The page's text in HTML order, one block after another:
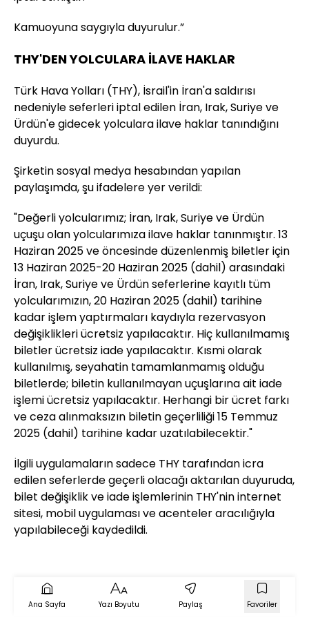
Kamuoyuna saygıyla duyurulur.”
THY'DEN YOLCULARA İLAVE HAKLAR
Türk Hava Yolları (THY), İsrail'in İran'a saldırısı
nedeniyle seferleri iptal edilen İran, Irak, Suriye ve
Ürdün'e gidecek yolculara ilave haklar tanındığını
duyurdu.
Şirketin sosyal medya hesabından yapılan
paylaşımda, şu ifadelere yer verildi:
"Değerli yolcularımız; İran, Irak, Suriye ve Ürdün
uçuşu olan yolcularımıza ilave haklar tanınmıştır. 13
Haziran 2025 ve öncesinde düzenlenmiş biletler için
13 Haziran 2025-20 Haziran 2025 (dahil) arasındaki
İran, Irak, Suriye ve Ürdün seferlerine kayıtlı tüm
yolcularımızın, 20 Haziran 2025 (dahil) tarihine
kadar işlem yaptırmaları kaydıyla rezervasyon
değişiklikleri ücretsiz yapılacaktır. Hiç kullanılmamış
biletler ücretsiz iade yapılacaktır. Kısmi olarak
kullanılmış, seyahatin tamamlanmamış olduğu
biletlerde; biletin kullanılmayan uçuşlarına ait iade
işlemi ücretsiz yapılacaktır. Herhangi bir ücret farkı
ve ceza alınmaksızın biletin geçerliliği 15 Temmuz
2025 (dahil) tarihine kadar uzatılabilecektir."
İlgili uygulamaların sadece THY tarafından icra
edilen seferlerde geçerli olacağı aktarılan duyuruda,
bilet değişiklik ve iade işlemlerinin THY'nin internet
sitesi, mobil uygulaması ve acenteler aracılığıyla
yapılabileceği kaydedildi.
Ana Sayfa Yazı Boyutu Paylaş Favoriler